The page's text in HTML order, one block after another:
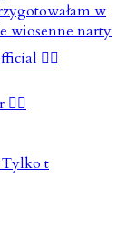
Tylko t